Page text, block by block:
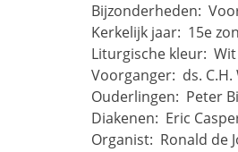
Bijzonderheden:
Kerkelijk jaar: 15e
Liturgische kleur: Wit
Voorganger: ds.
Ouderlingen: Peter
Diakenen: Eric
Organist: Ronald de